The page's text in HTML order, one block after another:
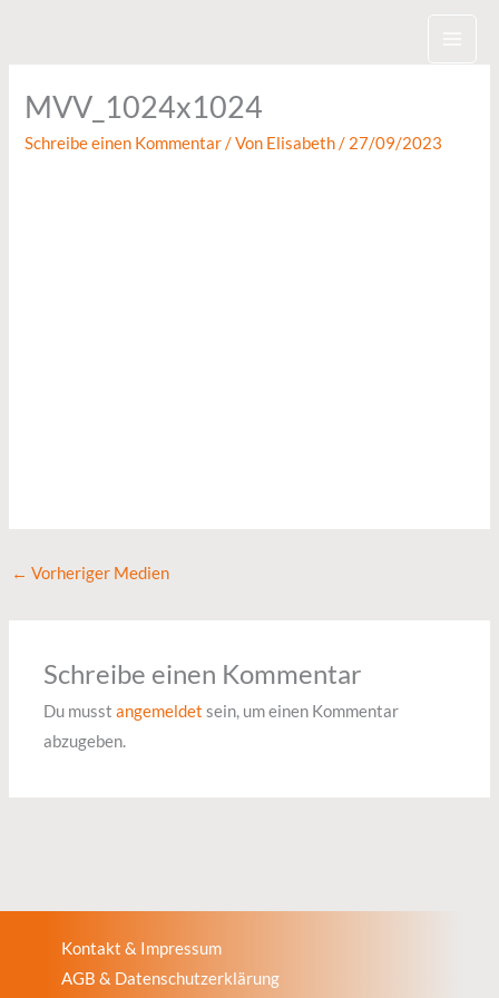
MVV_1024x1024
Schreibe einen Kommentar / Von Elisabeth/ 27/09/2023
← Vorheriger Medien
Schreibe einen Kommentar
Du musstangemeldet sein, um einen Kommentar
abzugeben.
Kontakt & Impressum
AGB & Datenschutzerklärung